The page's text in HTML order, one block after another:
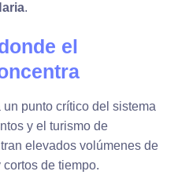
.
el
punto crítico del sistema
y el turismo de
elevados volúmenes de
de tiempo.